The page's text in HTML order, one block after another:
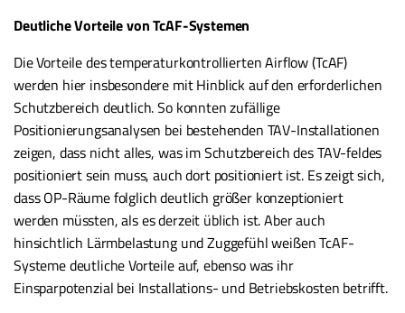
Deutliche Vorteile von TcAF-Systemen
Die Vorteile des temperaturkontrollierten Airflow (TcAF)
werden hier insbesondere mit Hinblick auf den erforderlichen
Schutzbereich deutlich. So konnten zufällige
Positionierungsanalysen bei bestehenden TAV-Installationen
zeigen, dass nicht alles, was im Schutzbereich des TAV-feldes
positioniert sein muss, auch dort positioniert ist. Es zeigt sich,
dass OP-Räume folglich deutlich größer konzeptioniert
werden müssten, als es derzeit üblich ist. Aber auch
hinsichtlich Lärmbelastung und Zuggefühl weißen TcAF-
Systeme deutliche Vorteile auf, ebenso was ihr
Einsparpotenzial bei Installations- und Betriebskosten betrifft.